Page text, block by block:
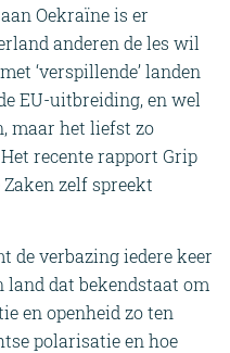
Oekraïne is er
anderen de les wil
‘verspillende’ landen
EU-uitbreiding, en wel
maar het liefst zo
recente rapport Grip
zelf spreekt
de verbazing iedere keer
land dat bekendstaat om
en openheid zo ten
polarisatie en hoe